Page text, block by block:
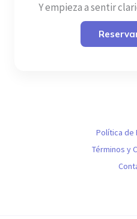
Y empieza a sentir
Política de
Términos y